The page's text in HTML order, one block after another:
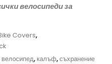
велосипеди за
Covers,
велосипед, калъф,съхранение